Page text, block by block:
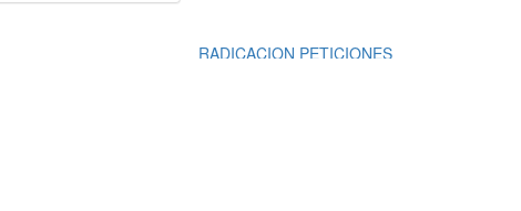
RADICACION PETICIONES